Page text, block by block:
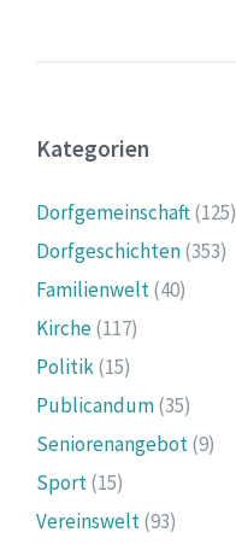
Kategorien
Dorfgemeinschaft(125)
Dorfgeschichten(353)
Familienwelt(40)
Kirche(117)
Politik(15)
Publicandum(35)
Seniorenangebot(9)
Sport(15)
Vereinswelt(93)